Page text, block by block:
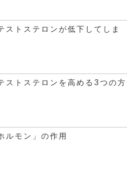
ストステロンが低下してしま
ストステロンを高める3つの方
ルモン」の作用